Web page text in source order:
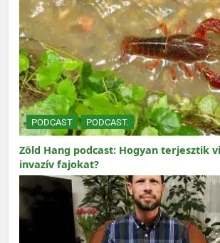
PODCAST PODCAST.
Zöld Hang podcast: Hogyan terjesztik
invazív fajokat?